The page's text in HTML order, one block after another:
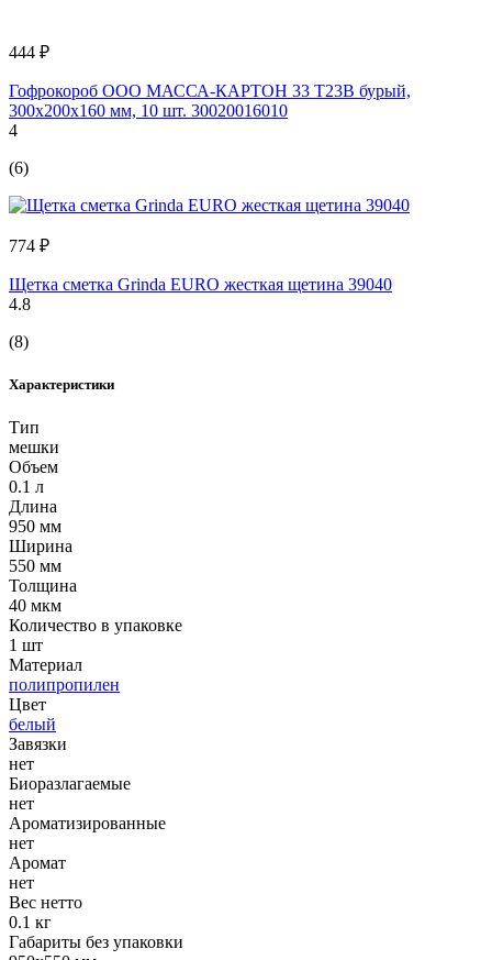
444 ₽
Гофрокороб ООО МАССА-КАРТОН 33 Т23В бурый,
300x200x160 мм, 10 шт. 30020016010
4
(6)
774 ₽
Щетка сметка Grinda EURO жесткая щетина 39040
4.8
(8)
Характеристики
Тип
мешки
Объем
0.1 л
Длина
950 мм
Ширина
550 мм
Толщина
40 мкм
Количество в упаковке
1 шт
Материал
полипропилен
Цвет
белый
Завязки
нет
Биоразлагаемые
нет
Ароматизированные
нет
Аромат
нет
Вес нетто
0.1 кг
Габариты без упаковки